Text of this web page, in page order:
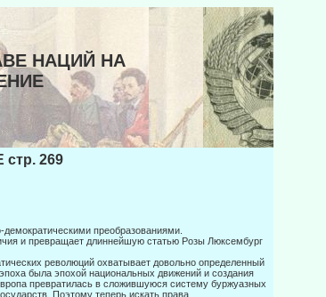
НАЦИЙ НА
269
преобразованиями.
и превращает длиннейшую статью Розы Люксембург
револю­ций охватывает довольно определенный
была эпохой национальных движений и создания
превратилась в сло­жившуюся систему буржуазных
Поэтому теперь искать права